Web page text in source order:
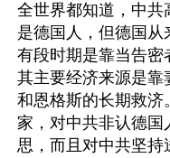
全世界都知道，中共
是德国人，但德国从
有段时期是靠当告密
其主要经济来源是靠
和恩格斯的长期救济
家，对中共非认德
思，而且对中共坚持